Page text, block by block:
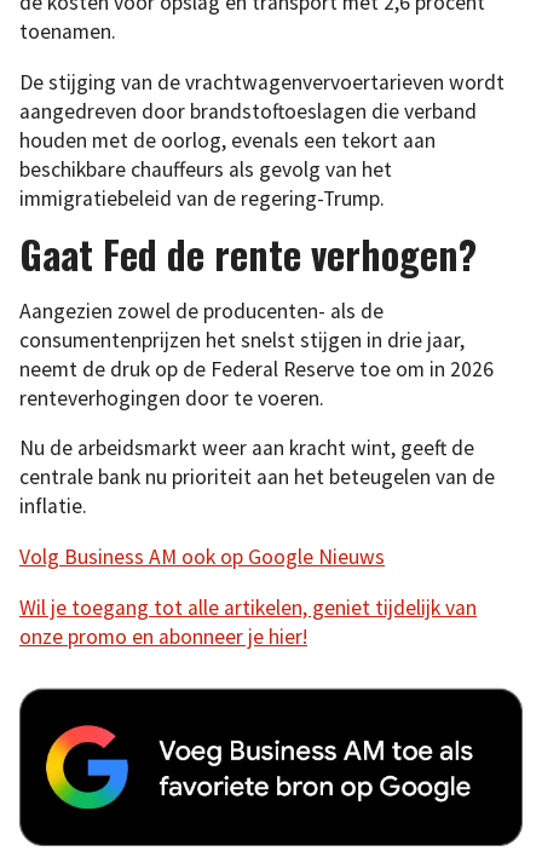
toenamen.
De stijging van de vrachtwagenvervoertarieven wordt
aangedreven door brandstoftoeslagen die verband
houden met de oorlog, evenals een tekort aan
beschikbare chauffeurs als gevolg van het
immigratiebeleid van de regering-Trump.
Gaat Fed de rente verhogen?
Aangezien zowel de producenten- als de
consumentenprijzen het snelst stijgen in drie jaar,
neemt de druk op de Federal Reserve toe om in 2026
renteverhogingen door te voeren.
Nu de arbeidsmarkt weer aan kracht wint, geeft de
centrale bank nu prioriteit aan het beteugelen van de
inflatie.
Volg Business AM ook op Google Nieuws
Wil je toegang tot alle artikelen, geniet tijdelijk van
onze promo en abonneer je hier!